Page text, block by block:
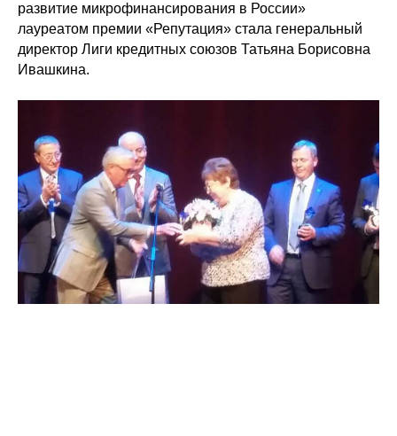
развитие микрофинансирования в России»
лауреатом премии «Репутация» стала генеральный
директор Лиги кредитных союзов Татьяна Борисовна
Ивашкина.